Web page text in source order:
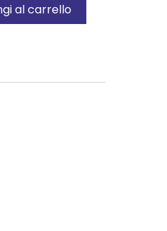
al carrello